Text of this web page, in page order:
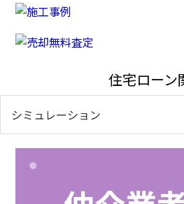
住宅ローン
シミュレーション